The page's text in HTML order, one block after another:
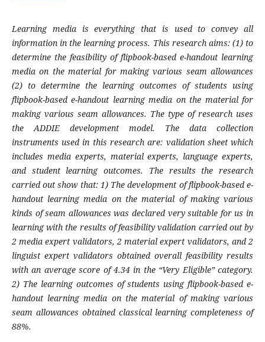
Learning media is everything that is used to convey all
information in the learning process. This research aims: (1) to
determine the feasibility of flipbook-based e-handout learning
media on the material for making various seam allowances
(2) to determine the learning outcomes of students using
flipbook-based e-handout learning media on the material for
making various seam allowances. The type of research uses
the ADDIE development model. The data collection
instruments used in this research are: validation sheet which
includes media experts, material experts, language experts,
and student learning outcomes. The results the research
carried out show that: 1) The development of flipbook-based e-
handout learning media on the material of making various
kinds of seam allowances was declared very suitable for us in
learning with the results of feasibility validation carried out by
2 media expert validators, 2 material expert validators, and 2
linguist expert validators obtained overall feasibility results
with an average score of 4.34 in the “Very Eligible” category.
2) The learning outcomes of students using flipbook-based e-
handout learning media on the material of making various
seam allowances obtained classical learning completeness of
88%.